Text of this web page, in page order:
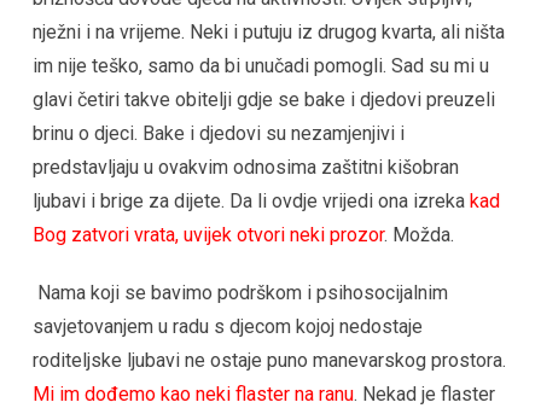
nježni i na vrijeme. Neki i putuju iz drugog kvarta, ali ništa
im nije teško, samo da bi unučadi pomogli. Sad su mi u
glavi četiri takve obitelji gdje se bake i djedovi preuzeli
brinu o djeci. Bake i djedovi su nezamjenjivi i
predstavljaju u ovakvim odnosima zaštitni kišobran
ljubavi i brige za dijete. Da li ovdje vrijedi ona izreka kad
Bog zatvori vrata, uvijek otvori neki prozor. Možda.
Nama koji se bavimo podrškom i psihosocijalnim
savjetovanjem u radu s djecom kojoj nedostaje
roditeljske ljubavi ne ostaje puno manevarskog prostora.
Mi im dođemo kao neki flaster na ranu. Nekad je flaster